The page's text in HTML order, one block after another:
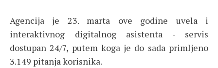
Agencija je 23. marta ove godine uvela i
interaktivnog digitalnog asistenta - servis
dostupan 24/7, putem koga je do sada primljeno
3.149 pitanja korisnika.